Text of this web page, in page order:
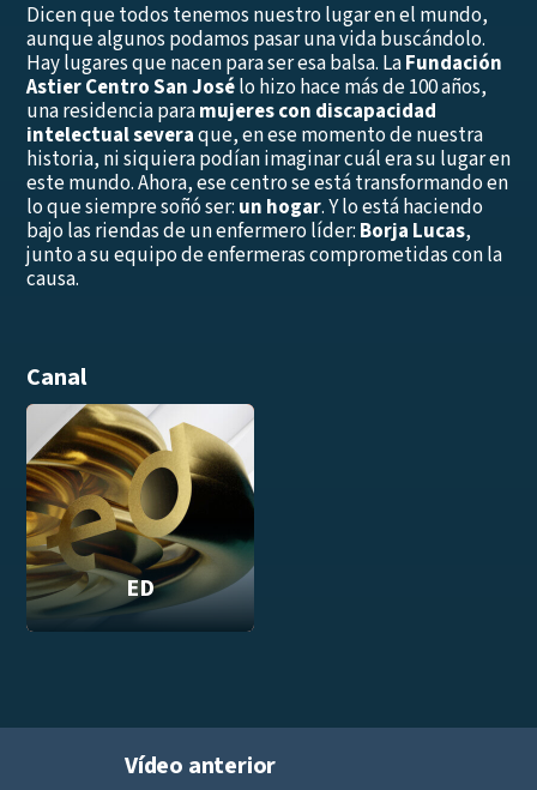
Dicen que todos tenemos nuestro lugar en el mundo,
aunque algunos podamos pasar una vida buscándolo.
Hay lugares que nacen para ser esa balsa. LaFundación
Astier Centro San Josélo hizo hace más de 100 años,
una residencia paramujeres con discapacidad
intelectual severaque, en ese momento de nuestra
historia, ni siquiera podían imaginar cuál era su lugar en
este mundo. Ahora, ese centro se está transformando en
lo que siempre soñó ser: un hogar. Y lo está haciendo
bajo las riendas de un enfermero líder: Borja Lucas,
junto a su equipo de enfermeras comprometidas con la
causa.
Canal
ED
Vídeo anterior